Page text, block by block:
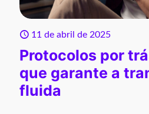
11 de abril de 2025
Protocolos por
que garante a
fluida